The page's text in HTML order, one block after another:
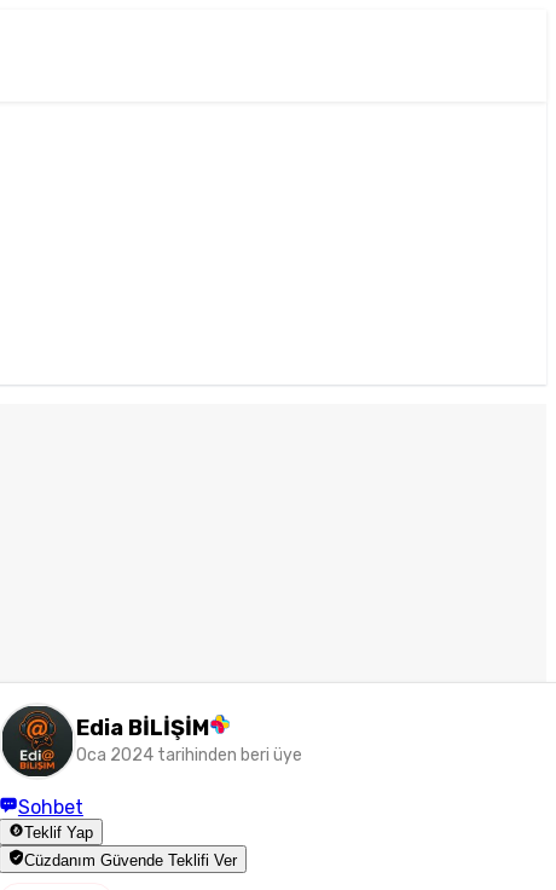
Edia BİLİŞİM
Oca 2024 tarihinden beri üye
Sohbet
Teklif Yap
Cüzdanım Güvende Teklifi Ver